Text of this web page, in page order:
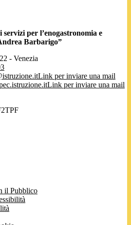
per l’enogastronomia e
Barbarigo”
- Venezia
Link per inviare una mail
Link per inviare una mail
il Pubblico